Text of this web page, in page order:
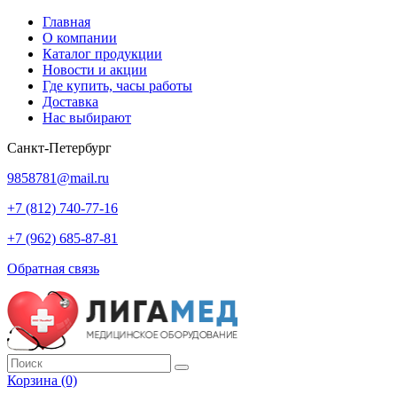
Главная
О компании
Каталог продукции
Новости и акции
Где купить, часы работы
Доставка
Нас выбирают
Санкт-Петербург
9858781@mail.ru
+7 (812) 740-77-16
+7 (962) 685-87-81
Обратная связь
Корзина (0)